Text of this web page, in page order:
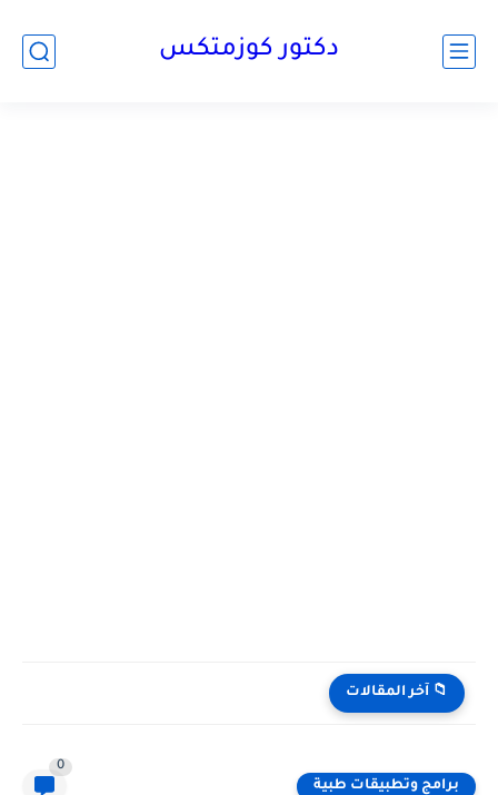
دكتور كوزمتكس
📁 آخر المقالات
برامج وتطبيقات طبية
0